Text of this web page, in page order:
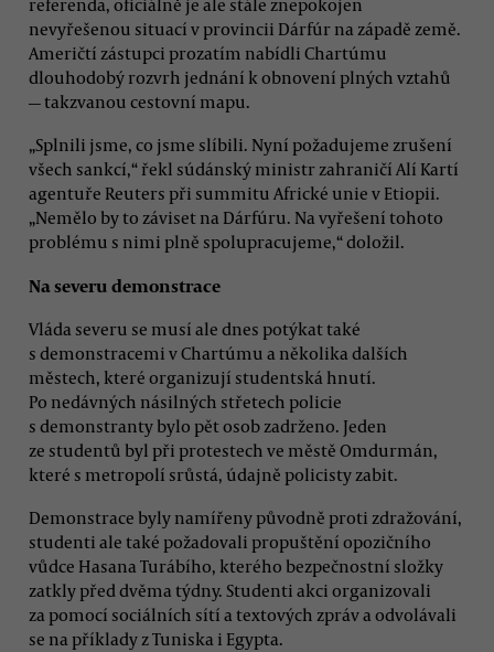
nevyřešenou situací v provincii Dárfúr na západě země.
Američtí zástupci prozatím nabídli Chartúmu
dlouhodobý rozvrh jednání k obnovení plných vztahů
—takzvanou cestovní mapu.
„Splnili jsme, co jsme slíbili. Nyní požadujeme zrušení
všech sankcí,“ řekl súdánský ministr zahraničí Alí Kartí
agentuře Reuters při summitu Africké unie v Etiopii.
„Nemělo by to záviset na Dárfúru. Na vyřešení tohoto
problému s nimi plně spolupracujeme,“ doložil.
Na severu demonstrace
Vláda severu se musí ale dnes potýkat také
s demonstracemi v Chartúmu a několika dalších
městech, které organizují studentská hnutí.
Po nedávných násilných střetech policie
s demonstranty bylo pět osob zadrženo. Jeden
ze studentů byl při protestech ve městě Omdurmán,
které s metropolí srůstá, údajně policisty zabit.
Demonstrace byly namířeny původně proti zdražování,
studenti ale také požadovali propuštění opozičního
vůdce Hasana Turábího, kterého bezpečnostní složky
zatkly před dvěma týdny. Studenti akci organizovali
za pomocí sociálních sítí a textových zpráv a odvolávali
se na příklady z Tuniska i Egypta.